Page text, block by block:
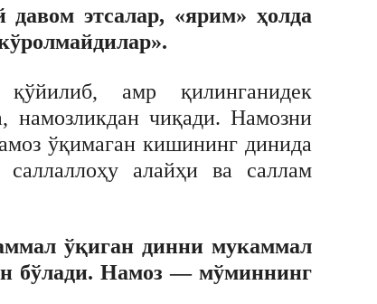
этсалар, «ярим» ҳолда
амр қилинганидек
намозликдан чиқади. Намозни
ўқимаган кишининг динида
алайҳи ва саллам
ўқиган динни мукаммал
бўлади. Намоз — мўминнинг